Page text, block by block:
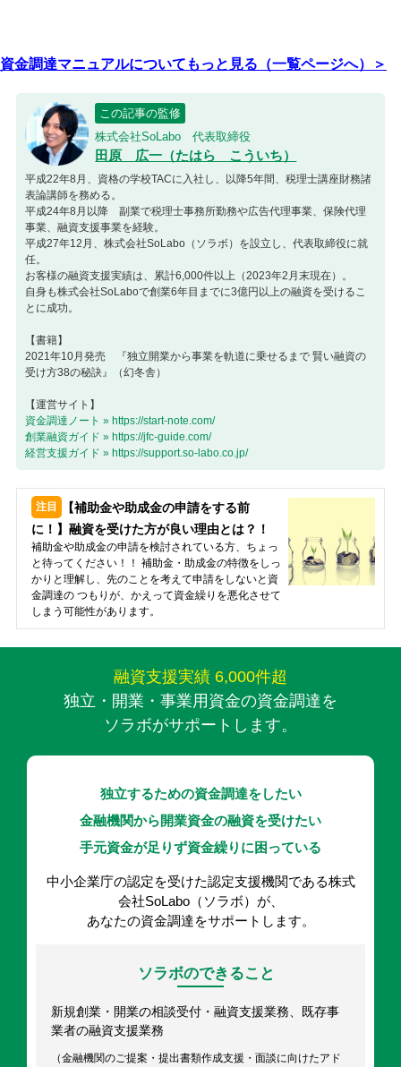
資金調達マニュアルについてもっと見る（一覧ページへ）＞
この記事の監修
株式会社SoLabo 代表取締役
田原 広一（たはら こういち）
平成22年8月、資格の学校TACに入社し、以降5年間、税理士講座財務諸
表論講師を務める。
平成24年8月以降 副業で税理士事務所勤務や広告代理事業、保険代理
事業、融資支援事業を経験。
平成27年12月、株式会社SoLabo（ソラボ）を設立し、代表取締役に就
任。
お客様の融資支援実績は、累計6,000件以上（2023年2月末現在）。
自身も株式会社SoLaboで創業6年目までに3億円以上の融資を受けるこ
とに成功。
【書籍】
2021年10月発売 『独立開業から事業を軌道に乗せるまで 賢い融資の
受け方38の秘訣』（幻冬舎）
【運営サイト】
資金調達ノート » https://start-note.com/
創業融資ガイド » https://jfc-guide.com/
経営支援ガイド » https://support.so-labo.co.jp/
【補助金や助成金の申請をする前
に！】融資を受けた方が良い理由とは？！
補助金や助成金の申請を検討されている方、ちょっ
と待ってください！！ 補助金・助成金の特徴をしっ
かりと理解し、先のことを考えて申請をしないと資
金調達の つもりが、かえって資金繰りを悪化させて
しまう可能性があります。
融資支援実績 6,000件超
独立・開業・事業用資金の資金調達を
ソラボがサポートします。
独立するための資金調達をしたい
金融機関から開業資金の融資を受けたい
手元資金が足りず資金繰りに困っている
中小企業庁の認定を受けた認定支援機関である株式
会社SoLabo（ソラボ）が、
あなたの資金調達をサポートします。
ソラボのできること
新規創業・開業の相談受付・融資支援業務、既存事
業者の融資支援業務
（金融機関のご提案・提出書類作成支援・面談に向けたアド